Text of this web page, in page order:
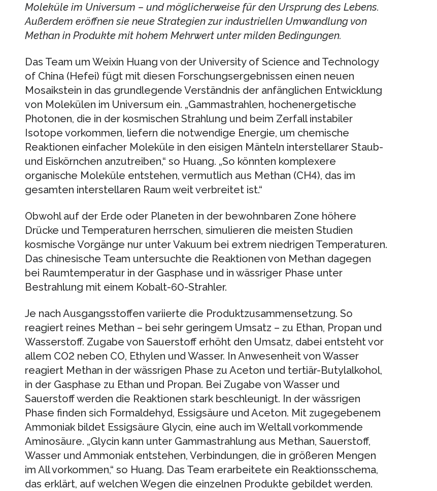
Moleküle im Universum – und möglicherweise für den Ursprung des Lebens.
Außerdem eröffnen sie neue Strategien zur industriellen Umwandlung von
Methan in Produkte mit hohem Mehrwert unter milden Bedingungen.
Das Team um Weixin Huang von der University of Science and Technology
of China (Hefei) fügt mit diesen Forschungsergebnissen einen neuen
Mosaikstein in das grundlegende Verständnis der anfänglichen Entwicklung
von Molekülen im Universum ein. „Gammastrahlen, hochenergetische
Photonen, die in der kosmischen Strahlung und beim Zerfall instabiler
Isotope vorkommen, liefern die notwendige Energie, um chemische
Reaktionen einfacher Moleküle in den eisigen Mänteln interstellarer Staub-
und Eiskörnchen anzutreiben,“ so Huang. „So könnten komplexere
organische Moleküle entstehen, vermutlich aus Methan (CH4), das im
gesamten interstellaren Raum weit verbreitet ist.“
Obwohl auf der Erde oder Planeten in der bewohnbaren Zone höhere
Drücke und Temperaturen herrschen, simulieren die meisten Studien
kosmische Vorgänge nur unter Vakuum bei extrem niedrigen Temperaturen.
Das chinesische Team untersuchte die Reaktionen von Methan dagegen
bei Raumtemperatur in der Gasphase und in wässriger Phase unter
Bestrahlung mit einem Kobalt-60-Strahler.
Je nach Ausgangsstoffen variierte die Produktzusammensetzung. So
reagiert reines Methan – bei sehr geringem Umsatz – zu Ethan, Propan und
Wasserstoff. Zugabe von Sauerstoff erhöht den Umsatz, dabei entsteht vor
allem CO2 neben CO, Ethylen und Wasser. In Anwesenheit von Wasser
reagiert Methan in der wässrigen Phase zu Aceton und tertiär-Butylalkohol,
in der Gasphase zu Ethan und Propan. Bei Zugabe von Wasser und
Sauerstoff werden die Reaktionen stark beschleunigt. In der wässrigen
Phase finden sich Formaldehyd, Essigsäure und Aceton. Mit zugegebenem
Ammoniak bildet Essigsäure Glycin, eine auch im Weltall vorkommende
Aminosäure. „Glycin kann unter Gammastrahlung aus Methan, Sauerstoff,
Wasser und Ammoniak entstehen, Verbindungen, die in größeren Mengen
im All vorkommen,“ so Huang. Das Team erarbeitete ein Reaktionsschema,
das erklärt, auf welchen Wegen die einzelnen Produkte gebildet werden.